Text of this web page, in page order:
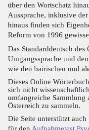
über den Wortschatz
Aussprache, inklusive
hinaus finden sich
Reform von 1996
Das Standarddeutsch
Umgangssprache und
wie den bairischen und
Dieses Online
sich nicht
umfangreiche Sammlung
Österreich zu sammeln.
Die Seite unterstützt